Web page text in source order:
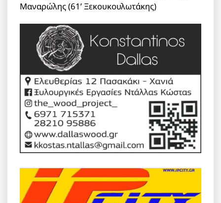
Μαναρώλης (61’ Ξεκουκουλωτάκης)